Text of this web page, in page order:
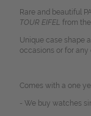
Rare and beautiful
TOUR EIFEL from the
Unique case shape
occasions or for any
Comes with a one
- We buy watches